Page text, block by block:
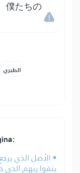
僕たちの
الطبري
• الأصل الذي
يتقوا ربهم